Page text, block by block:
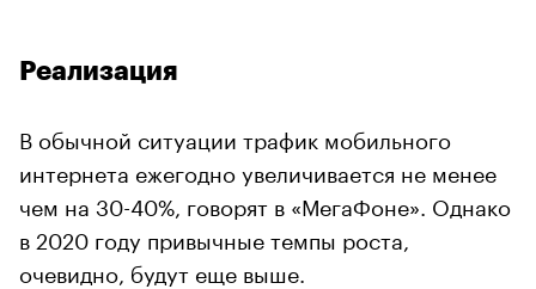
Реализация
В обычной ситуации трафик мобильного
интернета ежегодно увеличивается не менее
чем на 30-40%, говорят в «МегаФоне». Однако
в 2020 году привычные темпы роста,
очевидно, будут еще выше.